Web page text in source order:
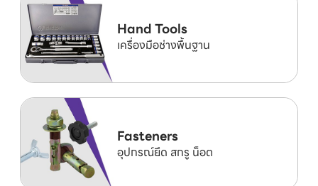
Hand Tools
เครื่องมือช่างพื้นฐาน
Fasteners
อุปกรณ์ยึด สกรู น็อต